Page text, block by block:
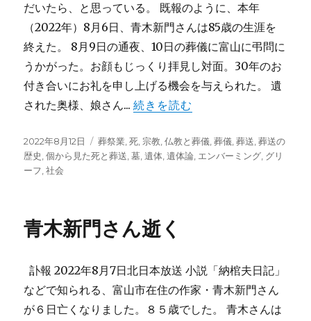
だいたら、と思っている。 既報のように、本年
（2022年）8月6日、青木新門さんは85歳の生涯を
終えた。 8月9日の通夜、10日の葬儀に富山に弔問に
うかがった。お顔もじっくり拝見し対面。30年のお
付き合いにお礼を申し上げる機会を与えられた。 遺
された奥様、娘さん...続きを読む
投
稿
日:
2022年8月12日
カ
テ
葬祭業 ,死 宗教 ,仏教と葬儀 ,葬儀 ,葬送 ,葬送の
歴史 ,個から見た死と葬送 ,墓 ,遺体 ,遺体論 エンバーミング グリ
ーフ ,社会
青木新門さん逝く
訃報 2022年8月7日北日本放送 小説「納棺夫日記」
などで知られる、富山市在住の作家・青木新門さん
が６日亡くなりました。８５歳でした。 青木さんは